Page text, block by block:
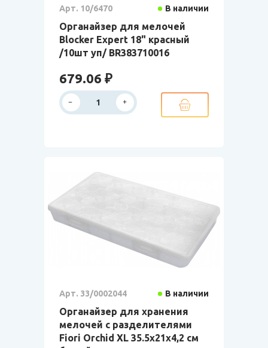
Арт. 10/6470 В наличии
Органайзер для мелочей
Blocker Expert 18" красный
/10шт уп/ BR383710016
679.06 ₽
Арт. 33/0002044 В наличии
Органайзер для хранения
мелочей с разделителями
Fiori Orchid XL 35.5x21х4,2 см